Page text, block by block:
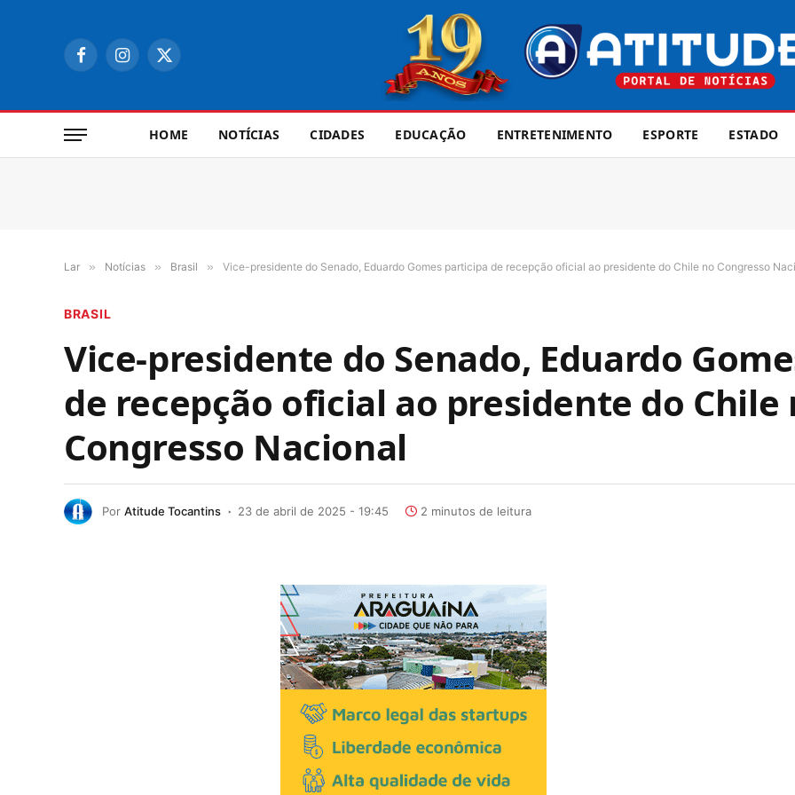
FacebookInstagram
X
HOME NOTÍCIAS CIDADES EDUCAÇÃO ENTRETENIMENTO ESPORTE ESTADO
Lar » Notícias » Brasil » Vice-presidente do Senado, Eduardo Gomes participa de recepção oficial ao presidente do Chile no Congresso
BRASIL
Vice-presidente do Senado, Eduardo
de recepção oficial ao presidente do Chile
Congresso Nacional
Por Atitude Tocantins 23 de abril de 2025 - 19:45 2 minutos de leitura